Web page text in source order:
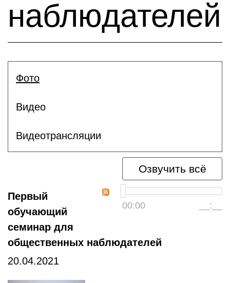
наблюдателей
Фото
Видео
Видеотрансляции
Озвучить всё
00:00 __:__
Первый
обучающий
семинар для
общественных наблюдателей
20.04.2021